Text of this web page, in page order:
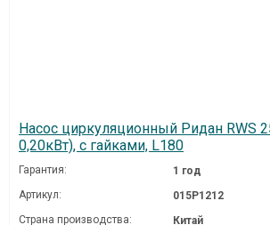
Насос циркуляционный Ридан RWS
0,20кВт), с гайками, L180
Гарантия:
1 год
Артикул:
015P1212
Страна производства:
Китай